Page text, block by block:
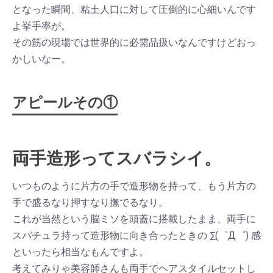
となった瞬間、粘土人口に対して圧倒的に心細いんです
よ挙手率が。
その筋の現場では世界的に必需品扱いなんですけどおっ
かしいなー。
アピールその①
両手造形ってスバラシイ。
いつものように片方の手で造形物を持って、もう片方の
手で盛るなり押すなり撫でるなり。
これが当然という脳ミソを頭蓋に搭載したまま、両手に
スパチュラ持って造形物に向き合ったときの ∑(゜Д゜) 感
といったら相当なもんですよ。
考えてみりゃ美容師さんも両手でヘアスタイルセットし